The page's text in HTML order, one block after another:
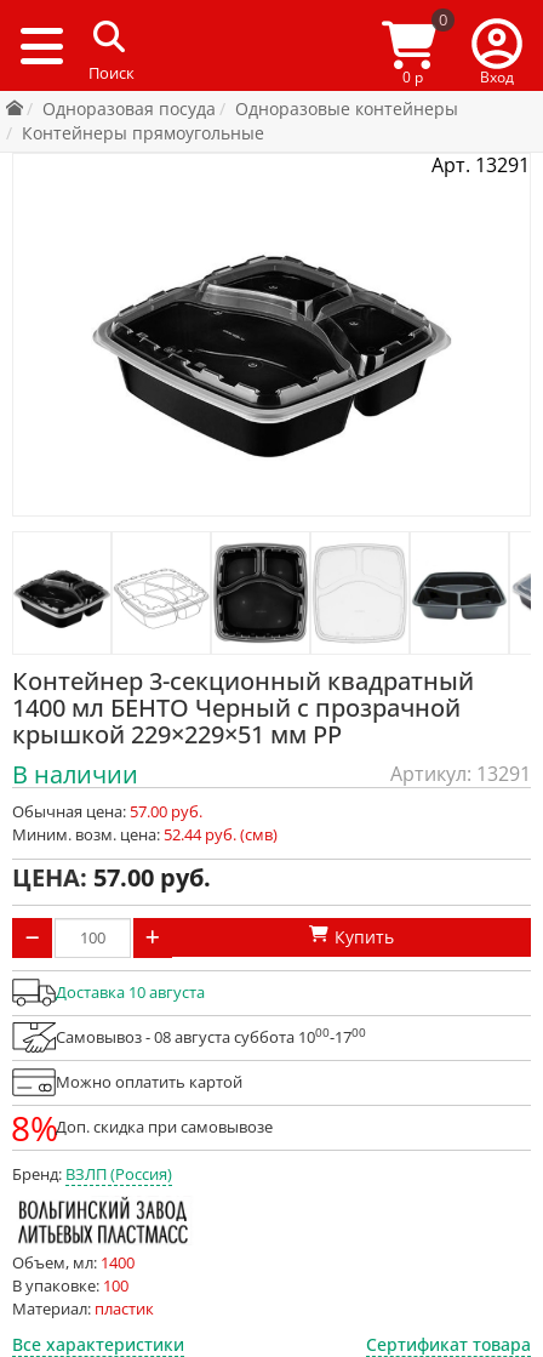
0
0 р Вход
Одноразовая посуда
Одноразовые контейнеры
Контейнеры прямоугольные
Арт. 13291
Контейнер 3-секционный квадратный
1400 мл БЕНТО Черный с прозрачной
крышкой 229×229×51 мм PP
В наличии
Артикул: 13291
Обычная цена: 57.00 руб.
Миним. возм. цена: 52.44 руб. (смв)
ЦЕНА: 57.00
Купить
Доставка 10 августа
Самовывоз - 08 августа суббота 1000-1700
Можно оплатить картой
8%Доп. скидка при самовывозе
Бренд: ВЗЛП (Россия)
Объем, мл: 1400
В упаковке: 100
Материал: пластик
Все характеристики Сертификат товара